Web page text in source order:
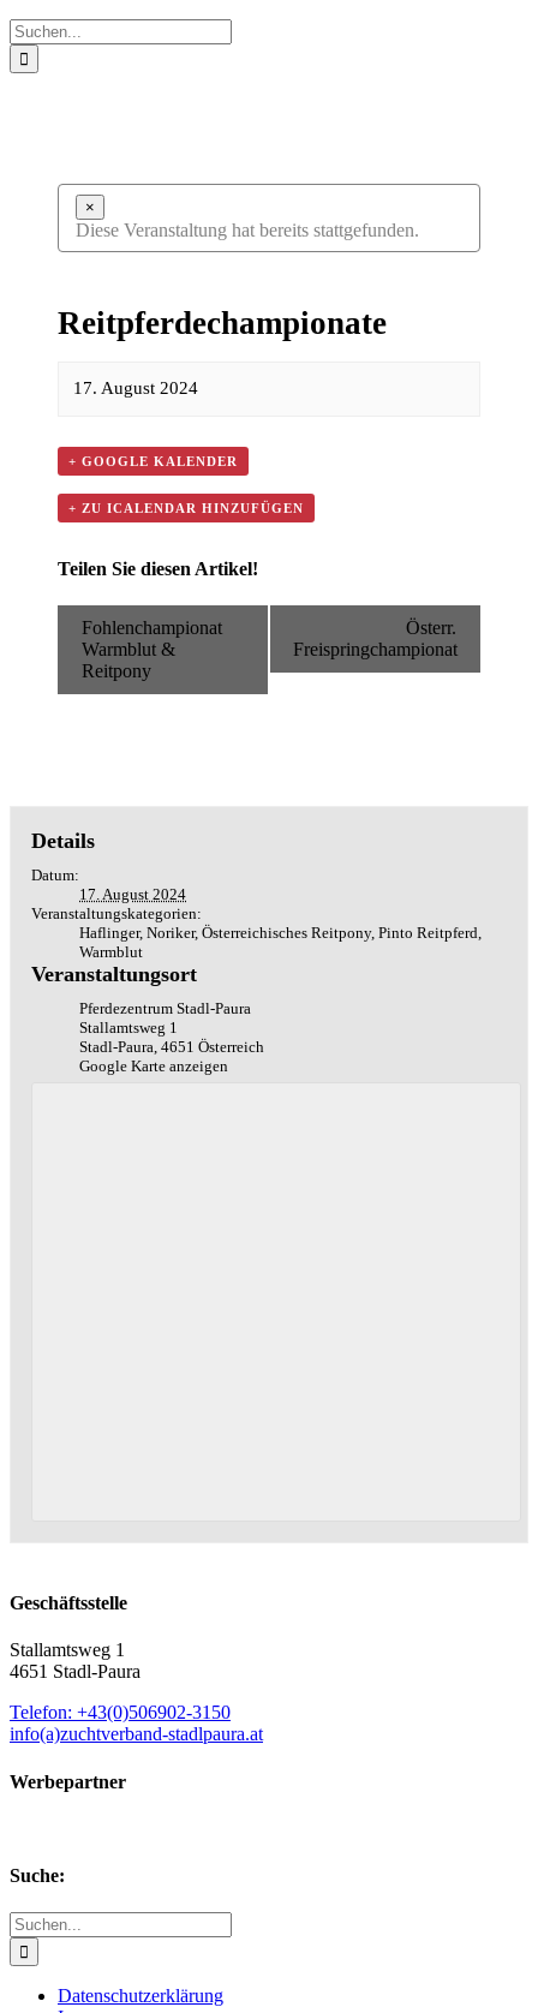
Suche
nach:
×
Diese Veranstaltung hat bereits stattgefunden.
Reitpferdechampionate
17. August 2024
+ GOOGLE KALENDER
+ ZU ICALENDAR HINZUFÜGEN
Teilen Sie diesen Artikel!
Mail
Veranstaltung
Navigation
Fohlenchampionat
Warmblut &
Reitpony
Österr.
Freispringchampionat
Details
Datum:
17. August 2024
Veranstaltungskategorien:
Haflinger,Noriker,Österreichisches Reitpony,Pinto Reitpferd
Warmblut
Veranstaltungsort
Pferdezentrum Stadl-Paura
Stallamtsweg 1
Stadl-Paura 4651 Österreich
Google Karte anzeigen
Geschäftsstelle
Stallamtsweg 1
4651 Stadl-Paura
Telefon: +43(0)506902-3150
info(a)zuchtverband-stadlpaura.at
Werbepartner
Suche:
Suche
nach:
Datenschutzerklärung